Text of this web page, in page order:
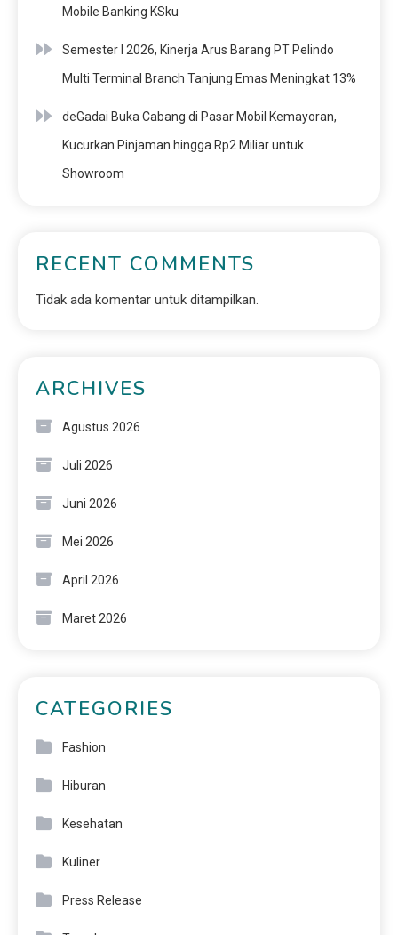
Mobile Banking KSku
Semester I 2026, Kinerja Arus Barang PT Pelindo
Multi Terminal Branch Tanjung Emas Meningkat 13%
deGadai Buka Cabang di Pasar Mobil Kemayoran,
Kucurkan Pinjaman hingga Rp2 Miliar untuk
Showroom
RECENT COMMENTS
Tidak ada komentar untuk ditampilkan.
ARCHIVES
Agustus 2026
Juli 2026
Juni 2026
Mei 2026
April 2026
Maret 2026
CATEGORIES
Fashion
Hiburan
Kesehatan
Kuliner
Press Release